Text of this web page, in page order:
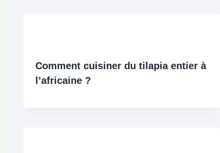
Comment cuisiner du tilapia entier à
l’africaine ?